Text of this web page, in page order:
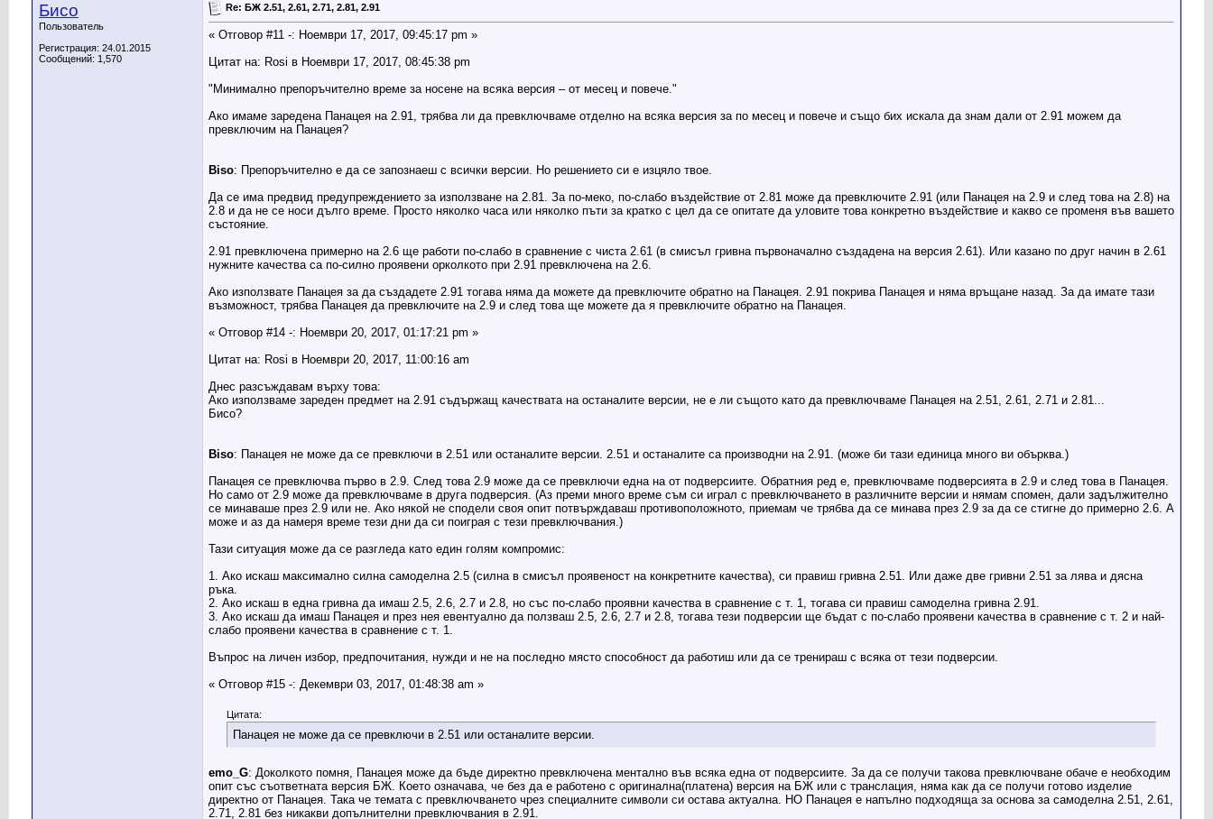
Бисо
Пользователь
Регистрация: 24.01.2015
Сообщений: 1,570
Re: БЖ 2.51, 2.61, 2.71, 2.81, 2.91
« Отговор #11 -: Ноември 17, 2017, 09:45:17 pm »
Цитат на: Rosi в Ноември 17, 2017, 08:45:38 pm
"Минимално препоръчително време за носене на всяка версия – от месец и повече."
Ако имаме заредена Панацея на 2.91, трябва ли да превключваме отделно на всяка версия за по месец и повече и също бих искала да знам дали от 2.91 можем да
превключим на Панацея?
Biso: Препоръчително е да се запознаеш с всички версии. Но решението си е изцяло твое.
Да се има предвид предупреждението за използване на 2.81. За по-меко, по-слабо въздействие от 2.81 може да превключите 2.91 (или Панацея на 2.9 и след това на 2.8) на
2.8 и да не се носи дълго време. Просто няколко часа или няколко пъти за кратко с цел да се опитате да уловите това конкретно въздействие и какво се променя във вашето
състояние.
2.91 превключена примерно на 2.6 ще работи по-слабо в сравнение с чиста 2.61 (в смисъл гривна първоначално създадена на версия 2.61). Или казано по друг начин в 2.61
нужните качества са по-силно проявени орколкото при 2.91 превключена на 2.6.
Ако използвате Панацея за да създадете 2.91 тогава няма да можете да превключите обратно на Панацея. 2.91 покрива Панацея и няма връщане назад. За да имате тази
възможност, трябва Панацея да превключите на 2.9 и след това ще можете да я превключите обратно на Панацея.
« Отговор #14 -: Ноември 20, 2017, 01:17:21 pm »
Цитат на: Rosi в Ноември 20, 2017, 11:00:16 am
Днес разсъждавам върху това:
Ако използваме зареден предмет на 2.91 съдържащ качествата на останалите версии, не е ли същото като да превключваме Панацея на 2.51, 2.61, 2.71 и 2.81...
Бисо?
Biso: Панацея не може да се превключи в 2.51 или останалите версии. 2.51 и останалите са производни на 2.91. (може би тази единица много ви обърква.)
Панацея се превключва първо в 2.9. След това 2.9 може да се превключи една на от подверсиите. Обратния ред е, превключваме подверсията в 2.9 и след това в Панацея.
Но само от 2.9 може да превключваме в друга подверсия. (Аз преми много време съм си играл с превключването в различните версии и нямам спомен, дали задължително
се минаваше през 2.9 или не. Ако някой не сподели своя опит потвърждаваш противоположното, приемам че трябва да се минава през 2.9 за да се стигне до примерно 2.6. А
може и аз да намеря време тези дни да си поиграя с тези превключвания.)
Тази ситуация може да се разгледа като един голям компромис:
1. Ако искаш максимално силна самоделна 2.5 (силна в смисъл проявеност на конкретните качества), си правиш гривна 2.51. Или даже две гривни 2.51 за лява и дясна
ръка.
2. Ако искаш в една гривна да имаш 2.5, 2.6, 2.7 и 2.8, но със по-слабо проявни качества в сравнение с т. 1, тогава си правиш самоделна гривна 2.91.
3. Ако искаш да имаш Панацея и през нея евентуално да ползваш 2.5, 2.6, 2.7 и 2.8, тогава тези подверсии ще бъдат с по-слабо проявени качества в сравнение с т. 2 и най-
слабо проявени качества в сравнение с т. 1.
Въпрос на личен избор, предпочитания, нужди и не на последно място способност да работиш или да се тренираш с всяка от тези подверсии.
« Отговор #15 -: Декември 03, 2017, 01:48:38 am »
Цитата:
Панацея не може да се превключи в 2.51 или останалите версии.
emo_G: Доколкото помня, Панацея може да бъде директно превключена ментално във всяка една от подверсиите. За да се получи такова превключване обаче е необходим
опит със съответната версия БЖ. Което означава, че без да е работено с оригинална(платена) версия на БЖ или с транслация, няма как да се получи готово изделие
директно от Панацея. Така че темата с превключването чрез специалните символи си остава актуална. НО Панацея е напълно подходяща за основа за самоделна 2.51, 2.61,
2.71, 2.81 без никакви допълнителни превключвания в 2.91.